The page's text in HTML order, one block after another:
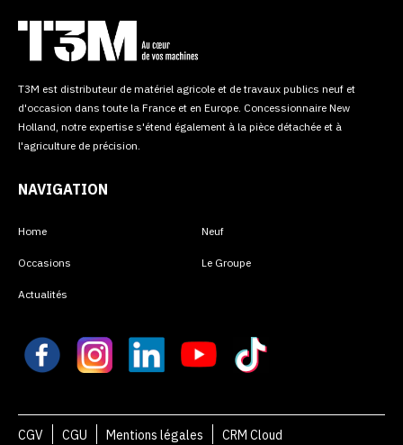
T3M est distributeur de matériel agricole et de travaux publics neuf et
d'occasion dans toute la France et en Europe. Concessionnaire New
Holland, notre expertise s'étend également à la pièce détachée et à
l'agriculture de précision.
NAVIGATION
Home Neuf
Occasions Le Groupe
Actualités
CGV CGU Mentions légales
CRM Cloud